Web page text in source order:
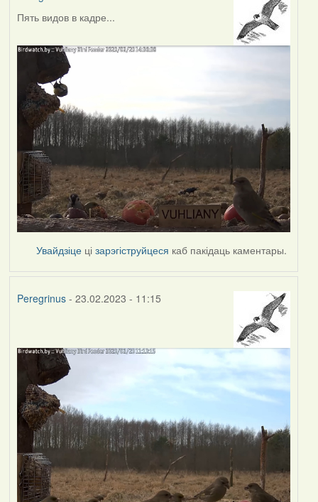
Пять видов в кадре...
Увайдзіце цізарэгіструйцеся каб пакідаць каментары.
Peregrinus- 23.02.2023 - 11:15